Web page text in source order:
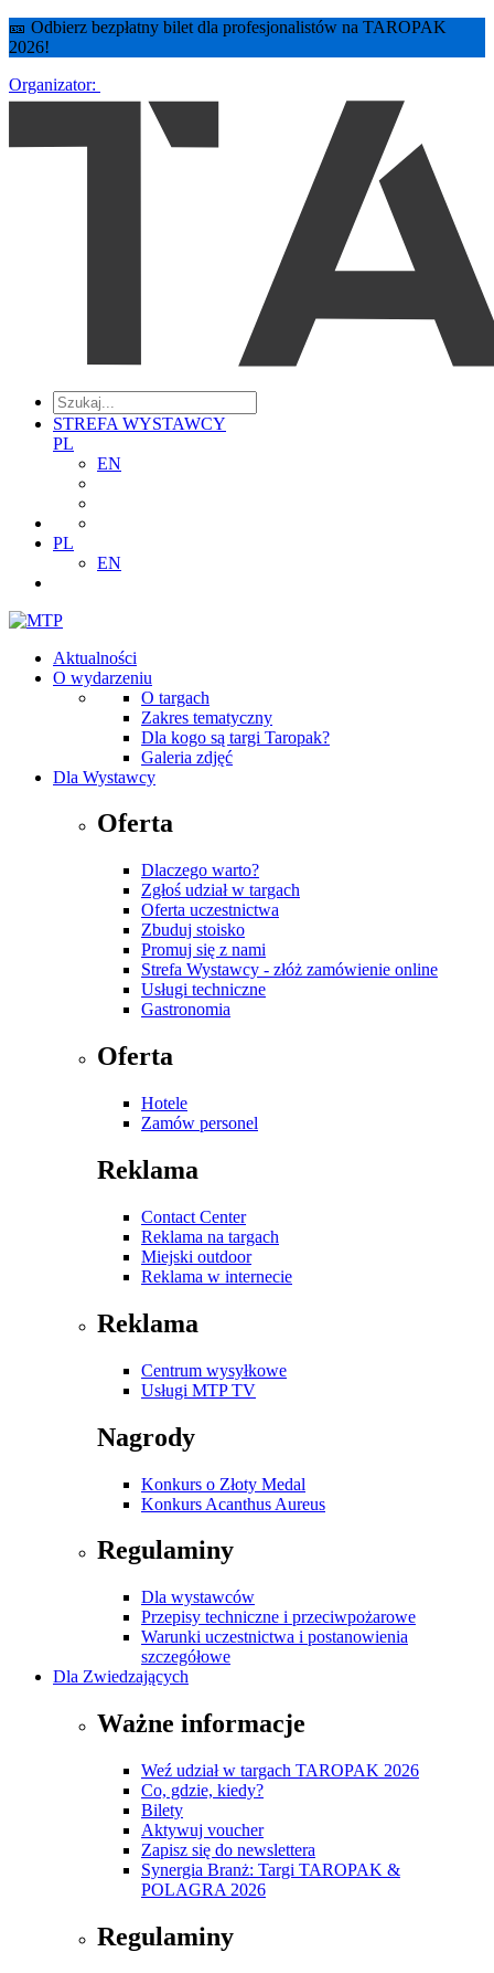
🎫 Odbierz bezpłatny bilet dla profesjonalistów na TAROPAK
2026!
Organizator:
STREFA WYSTAWCY
PL
EN
PL
EN
Aktualności
O wydarzeniu
O targach
Zakres tematyczny
Dla kogo są targi Taropak?
Galeria zdjęć
Dla Wystawcy
Oferta
Dlaczego warto?
Zgłoś udział w targach
Oferta uczestnictwa
Zbuduj stoisko
Promuj się z nami
Strefa Wystawcy - złóż zamówienie online
Usługi techniczne
Gastronomia
Oferta
Hotele
Zamów personel
Reklama
Contact Center
Reklama na targach
Miejski outdoor
Reklama w internecie
Reklama
Centrum wysyłkowe
Usługi MTP TV
Nagrody
Konkurs o Złoty Medal
Konkurs Acanthus Aureus
Regulaminy
Dla wystawców
Przepisy techniczne i przeciwpożarowe
Warunki uczestnictwa i postanowienia
szczegółowe
Dla Zwiedzających
Ważne informacje
Weź udział w targach TAROPAK 2026
Co, gdzie, kiedy?
Bilety
Aktywuj voucher
Zapisz się do newslettera
Synergia Branż: Targi TAROPAK &
POLAGRA 2026
Regulaminy